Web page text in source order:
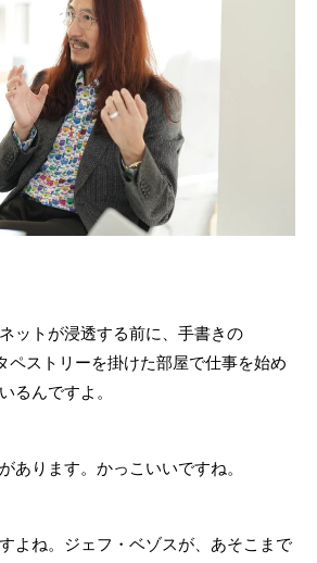
ットが浸透する前に、手書きの
ペストリーを掛けた部屋で仕事を始め
るんですよ。
あります。かっこいいですね。
よね。ジェフ・ベゾスが、あそこまで